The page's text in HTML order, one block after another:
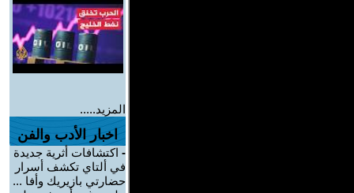
المزيد.....
اخبار الأدب والفن
- اكتشافات أثرية جديدة
في ألتاي تكشف أسرار
حضارتي بازيريك وأفا ...